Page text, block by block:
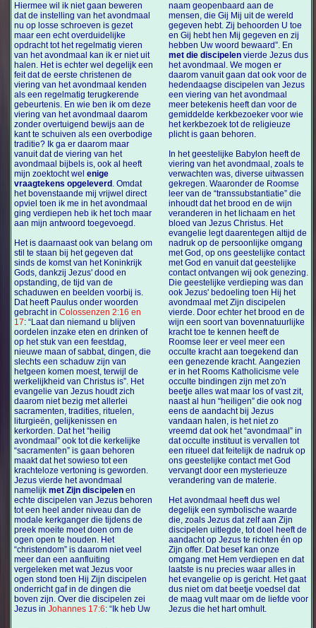
Hiermee wil ik niet gaan beweren
dat de instelling van het avondmaal
nu op losse schroeven is gezet
maar een echt overduidelijke
opdracht tot het regelmatig vieren
van het avondmaal kan ik er niet uit
halen. Het is echter wel degelijk een
feit dat de eerste christenen de
viering van het avondmaal kenden
als een regelmatig terugkerende
gebeurtenis. En wie ben ik om deze
viering van het avondmaal daarom
zonder overtuigend bewijs aan de
kant te schuiven als een overbodige
traditie? Ik ga er daarom maar
vanuit dat de viering van het
avondmaal bijbels is, ook al heeft
mijn zoektocht welenige
vraagtekens opgeleverd . Omdat
het bovenstaande mij vrijwel direct
opviel toen ik me in het avondmaal
ging verdiepen heb ik het toch maar
aan mijn antwoord toegevoegd.
Het is daarnaast ook van belang om
stil te staan bij het gegeven dat
sinds de komst van het Koninkrijk
Gods, dankzij Jezus' dood en
opstanding, de tijd van de
schaduwen en beelden voorbij is.
Dat heeft Paulus onder woorden
gebracht inColossenzen 2:16 en
17: “Laat dan niemand u blijven
oordelen inzake eten en drinken of
op het stuk van een feestdag,
nieuwe maan of sabbat, dingen, die
slechts een schaduw zijn van
hetgeen komen moest, terwijl de
werkelijkheid van Christus is”. Het
evangelie van Jezus houdt zich
daarom niet bezig met allerlei
sacramenten, tradities, rituelen,
liturgieën, gelijkenissen en
kerkorden. Dat het “heilig
avondmaal” ook tot die kerkelijke
“sacramenten” is gaan behoren
maakt dat het sowieso tot een
krachteloze vertoning is geworden.
Jezus vierde het avondmaal
namelijkmet Zijn discipelen en
echte discipelen van Jezus behoren
tot een heel ander niveau dan de
modale kerkganger die tijdens de
preek moeite moet doen om de
ogen open te houden. Het
“christendom” is daarom niet veel
meer dan een aanfluiting
vergeleken met wat Jezus voor
ogen stond toen Hij Zijn discipelen
onderricht gaf in de dingen die
boven zijn. Over die discipelen zei
Jezus inJohannes 17:6: “Ik heb Uw
naam geopenbaard aan de
mensen, die Gij Mij uit de wereld
gegeven hebt. Zij behoorden U toe
en Gij hebt hen Mij gegeven en zij
hebben Uw woord bewaard”. En
met die discipelenvierde Jezus dus
het avondmaal. We mogen er
daarom vanuit gaan dat ook voor de
hedendaagse discipelen van Jezus
een viering van het avondmaal
meer betekenis heeft dan voor de
gemiddelde kerkbezoeker voor wie
het kerkbezoek tot de religieuze
plicht is gaan behoren.
In het geestelijke Babylon heeft de
viering van het avondmaal, zoals te
verwachten was, diverse uitwassen
gekregen. Waaronder de Roomse
leer van de “transsubstantiatie” die
inhoudt dat het brood en de wijn
veranderen in het lichaam en het
bloed van Jezus Christus. Het
evangelie legt daarentegen altijd de
nadruk op de persoonlijke omgang
met God, op ons geestelijke contact
met God en vanuit dat geestelijke
contact ontvangen wij ook genezing.
Die geestelijke verdieping was dan
ook Jezus' bedoeling toen Hij het
avondmaal met Zijn discipelen
vierde. Door echter het brood en de
wijn een soort van bovennatuurlijke
kracht toe te kennen heeft de
Roomse leer er veel meer een
occulte kracht aan toegekend dan
een genezende kracht. Aangezien
er in het Rooms Katholicisme vele
occulte bindingen zijn met zo'n
beetje alles wat maar los of vast zit,
naast al hun “heiligen” die ook nog
eens de aandacht bij Jezus
vandaan halen, is het niet zo
vreemd dat ook het “avondmaal” in
dat occulte instituut is vervallen tot
een ritueel dat feitelijk de nadruk op
ons geestelijke contact met God
vervangt door een mysterieuze
verandering van de materie.
Het avondmaal heeft dus wel
degelijk een symbolische waarde
die, zoals Jezus dat zelf aan Zijn
discipelen uitlegde, tot doel heeft de
aandacht op Jezus te richten én op
Zijn offer. Dat besef kan onze
omgang met Hem verdiepen en dat
laatste is nu precies waar alles in
het evangelie op is gericht. Het gaat
dus niet om dat beetje voedsel dat
de maag vult maar om de liefde voor
Jezus die het hart omhult.